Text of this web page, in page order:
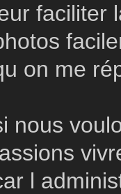
faciliter
on me
nous
l